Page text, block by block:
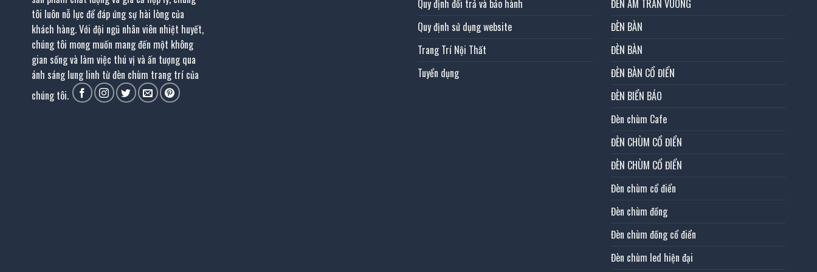
tôi luôn nỗ lực để đáp ứng sự hài lòng của
khách hàng. Với đội ngũ nhân viên nhiệt huyết,
chúng tôi mong muốn mang đến một không
gian sống và làm việc thú vị và ấn tượng qua
ánh sáng lung linh từ đèn chùm trang trí của
chúng tôi.
Quy định đổi trả và bảo hành
Quy định sử dụng website
Trang Trí Nội Thất
Tuyển dụng
ĐÈN ÂM TRẦN VUÔNG
ĐÈN BÀN
ĐÈN BÀN
ĐÈN BÀN CỔ ĐIỂN
ĐÈN BIỂN BÁO
Đèn chùm Cafe
ĐÈN CHÙM CỔ ĐIỂN
ĐÈN CHÙM CỔ ĐIỂN
Đèn chùm cổ điển
Đèn chùm đồng
Đèn chùm đồng cổ điển
Đèn chùm led hiện đại